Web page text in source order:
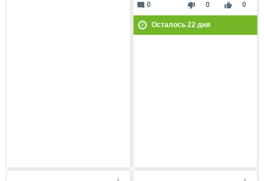
thumb_down 0 thumb_up 0
mode_comment 0
Осталось 22дня